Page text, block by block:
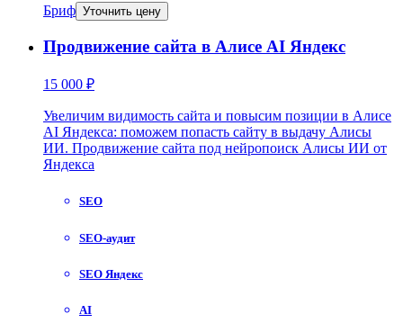
Бриф Уточнить цену
Продвижение сайта в Алисе AI Яндекс
15 000 ₽
Увеличим видимость сайта и повысим позиции в Алисе
AI Яндекса: поможем попасть сайту в выдачу Алисы
ИИ. Продвижение сайта под нейропоиск Алисы ИИ от
Яндекса
SEO
SEO-аудит
SEO Яндекс
AI